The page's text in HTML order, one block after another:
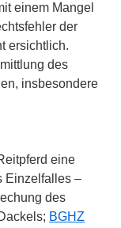
einem Mangel
der
ersichtlich.
des
insbesondere
eine
Einzelfalles –
des
BGHZ